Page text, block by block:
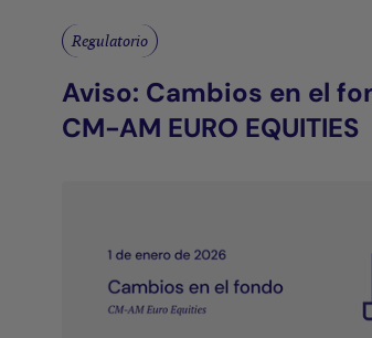
Regulatorio
Aviso: Cambios en el
CM-AM EURO EQUITIES